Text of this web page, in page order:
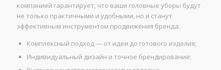
компанией гарантирует, что ваши головные уборы будут
не только практичными и удобными, но и станут
эффективным инструментом продвижения бренда.
Комплексный подход — от идеи до готового изделия;
Индивидуальный дизайн и точное брендирование;